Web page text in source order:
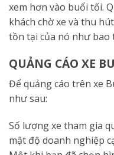
xem hơn vào buổi tối.
khách chờ xe và thu
tồn tại của nó như bao
QUẢNG CÁO XE
Để quảng cáo trên xe
như sau:
Số lượng xe tham gia
mật độ doanh nghiệp